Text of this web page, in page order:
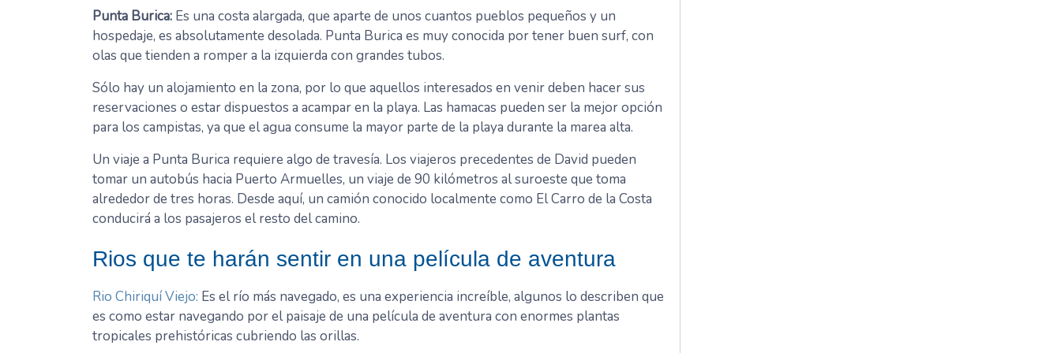
Punta Burica: Es una costa alargada, que aparte de unos cuantos pueblos pequeños y un
hospedaje, es absolutamente desolada. Punta Burica es muy conocida por tener buen surf, con
olas que tienden a romper a la izquierda con grandes tubos.
Sólo hay un alojamiento en la zona, por lo que aquellos interesados ​​en venir deben hacer sus
reservaciones o estar dispuestos a acampar en la playa. Las hamacas pueden ser la mejor opción
para los campistas, ya que el agua consume la mayor parte de la playa durante la marea alta.
Un viaje a Punta Burica requiere algo de travesía. Los viajeros precedentes de David pueden
tomar un autobús hacia Puerto Armuelles, un viaje de 90 kilómetros al suroeste que toma
alrededor de tres horas. Desde aquí, un camión conocido localmente como El Carro de la Costa
conducirá a los pasajeros el resto del camino.
Rios que te harán sentir en una película de aventura
Rio Chiriquí Viejo: Es el río más navegado, es una experiencia increíble, algunos lo describen que
es como estar navegando por el paisaje de una película de aventura con enormes plantas
tropicales prehistóricas cubriendo las orillas.